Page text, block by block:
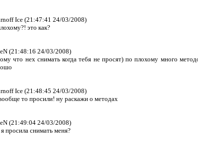
Ice (21:47:41 24/03/2008)
это как?
(21:48:16 24/03/2008)
что нех снимать когда тебя не просят) по плохому много
Ice (21:48:45 24/03/2008)
то просили! ну раскажи о методах
(21:49:04 24/03/2008)
я просила снимать меня?